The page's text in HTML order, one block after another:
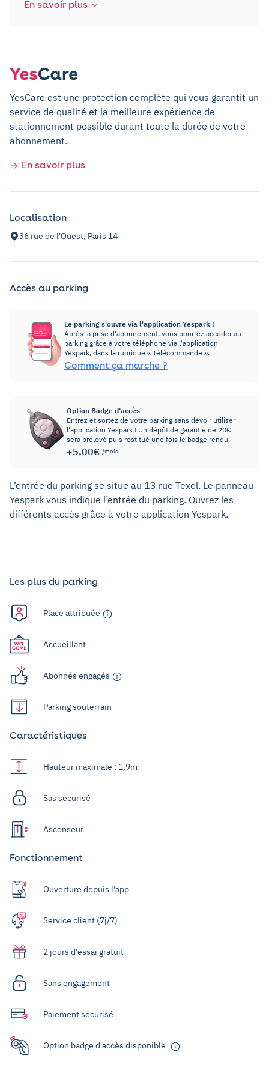
En savoir plus
YesCare est une protection complète qui vous garantit un
service de qualité et la meilleure expérience de
stationnement possible durant toute la durée de votre
abonnement.
En savoir plus
Localisation
36 rue de l'Ouest, Paris 14
Accès au parking
Le parking s'ouvre via l'application Yespark !
Après la prise d'abonnement, vous pourrez accéder au
parking grâce à votre téléphone via l'application
Yespark, dans la rubrique « Télécommande ».
Comment ça marche ?
Option Badge d'accès
Entrez et sortez de votre parking sans devoir utiliser
l'application Yespark ! Un dépôt de garantie de 20€
sera prélevé puis restitué une fois le badge rendu.
+5,00€ /mois
L’entrée du parking se situe au 13 rue Texel. Le panneau
Yespark vous indique l’entrée du parking. Ouvrez les
différents accès grâce à votre application Yespark.
Les plus du parking
Place attribuée
Accueillant
Abonnés engagés
Parking souterrain
Caractéristiques
Hauteur maximale : 1,9m
Sas sécurisé
Ascenseur
Fonctionnement
Ouverture depuis l'app
Service client (7j/7)
2 jours d'essai gratuit
Sans engagement
Paiement sécurisé
Option badge d'accès disponible